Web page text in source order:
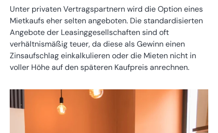
Unter privaten Vertragspartnern wird die Option eines
Mietkaufs eher selten angeboten. Die standardisierten
Angebote der Leasinggesellschaften sind oft
verhältnismäßig teuer, da diese als Gewinn einen
Zinsaufschlag einkalkulieren oder die Mieten nicht in
voller Höhe auf den späteren Kaufpreis anrechnen.